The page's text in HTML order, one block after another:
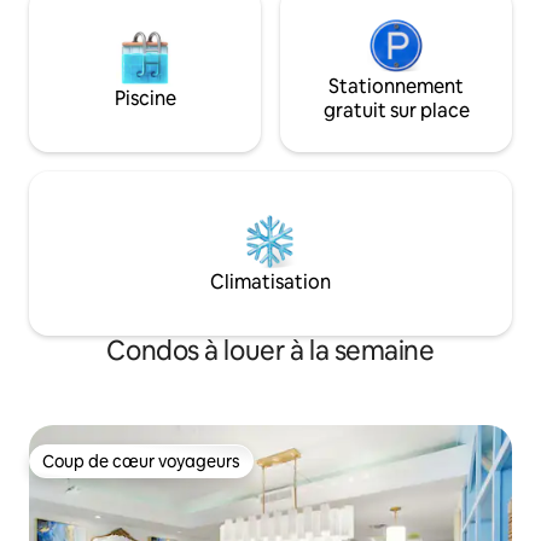
Piscine
Stationnement
gratuit sur place
Climatisation
Condos à louer à la semaine
Coup de cœur voyageurs
Coup de cœur voyageurs